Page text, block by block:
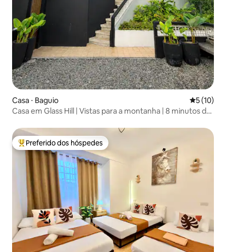
Casa ⋅ Baguio 5 de uma
5 (10)
Casa em Glass Hill | Vistas para a montanha | 8 minutos da
Entre os melhores preferidos dos hóspedes
Preferido dos hóspedes